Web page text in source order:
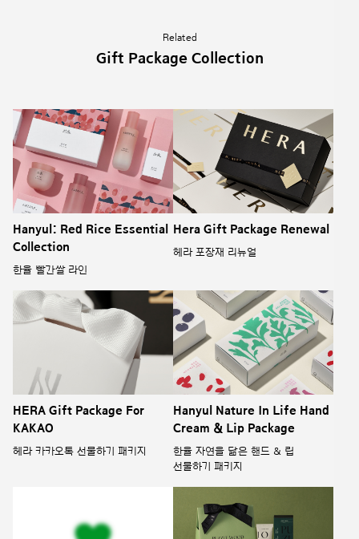
Related
Gift Package Collection
Hanyul: Red Rice Essential
Collection
한율 빨간쌀 라인
Hera Gift Package Renewal
헤라 포장재 리뉴얼
HERA Gift Package For
KAKAO
헤라 카카오톡 선물하기 패키지
Hanyul Nature In Life Hand
Cream & Lip Package
한율 자연을 닮은 핸드 & 립
선물하기 패키지